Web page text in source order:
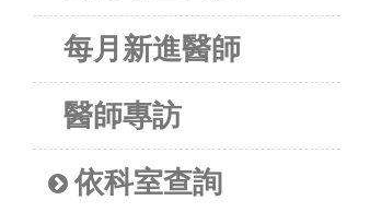
每月新進醫師
醫師專訪
依科室查詢